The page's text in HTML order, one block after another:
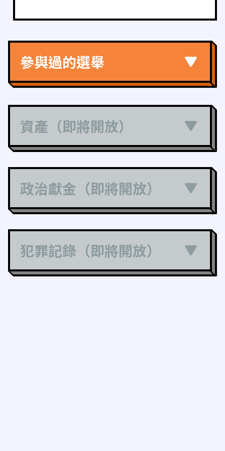
參與過的選舉
資產（即將開放）
政治獻金（即將開放）
犯罪記錄（即將開放）